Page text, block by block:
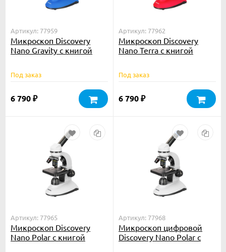
Артикул: 77959
Микроскоп Discovery
Nano Gravity с книгой
Под заказ
6 790 ₽
Артикул: 77962
Микроскоп Discovery
Nano Terra с книгой
Под заказ
6 790 ₽
Артикул: 77965
Микроскоп Discovery
Nano Polar с книгой
Артикул: 77968
Микроскоп цифровой
Discovery Nano Polar с